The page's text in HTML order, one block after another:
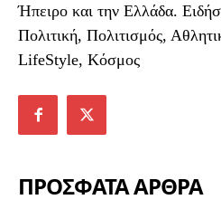
Ήπειρο και την Ελλάδα.
Πολιτική, Πολιτισμός,
LifeStyle, Κόσμος
ΠΡΟΣΦΑΤΑ ΑΡΘΡΑ